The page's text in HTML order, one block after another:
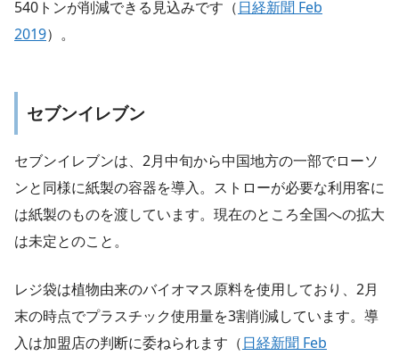
540トンが削減できる見込みです（日経新聞 Feb
2019）。
セブンイレブン
セブンイレブンは、2月中旬から中国地方の一部でローソ
ンと同様に紙製の容器を導入。ストローが必要な利用客に
は紙製のものを渡しています。現在のところ全国への拡大
は未定とのこと。
レジ袋は植物由来のバイオマス原料を使用しており、2月
末の時点でプラスチック使用量を3割削減しています。導
入は加盟店の判断に委ねられます（日経新聞 Feb